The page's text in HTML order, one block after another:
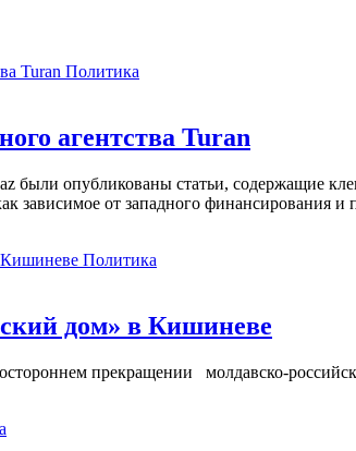
Политика
агентства Turan
были опубликованы статьи, содержащие
зависимое от западного финансирования
Политика
дом» в Кишиневе
прекращении молдавско-